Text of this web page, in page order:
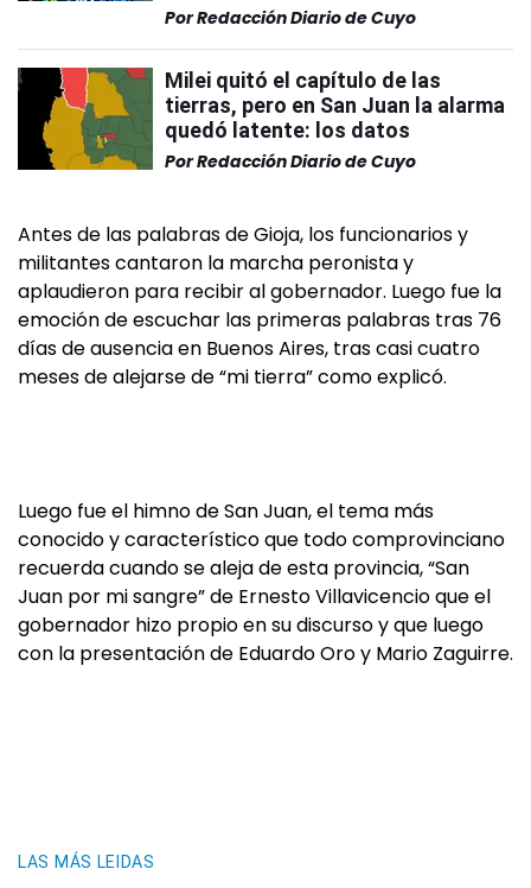
PorRedacción Diario de Cuyo
Milei quitó el capítulo de las
tierras, pero en San Juan la alarma
quedó latente: los datos
PorRedacción Diario de Cuyo
Antes de las palabras de Gioja, los funcionarios y
militantes cantaron la marcha peronista y
aplaudieron para recibir al gobernador. Luego fue la
emoción de escuchar las primeras palabras tras 76
días de ausencia en Buenos Aires, tras casi cuatro
meses de alejarse de “mi tierra” como explicó.
Luego fue el himno de San Juan, el tema más
conocido y característico que todo comprovinciano
recuerda cuando se aleja de esta provincia, “San
Juan por mi sangre” de Ernesto Villavicencio que el
gobernador hizo propio en su discurso y que luego
con la presentación de Eduardo Oro y Mario Zaguirre.
LAS MÁS LEIDAS